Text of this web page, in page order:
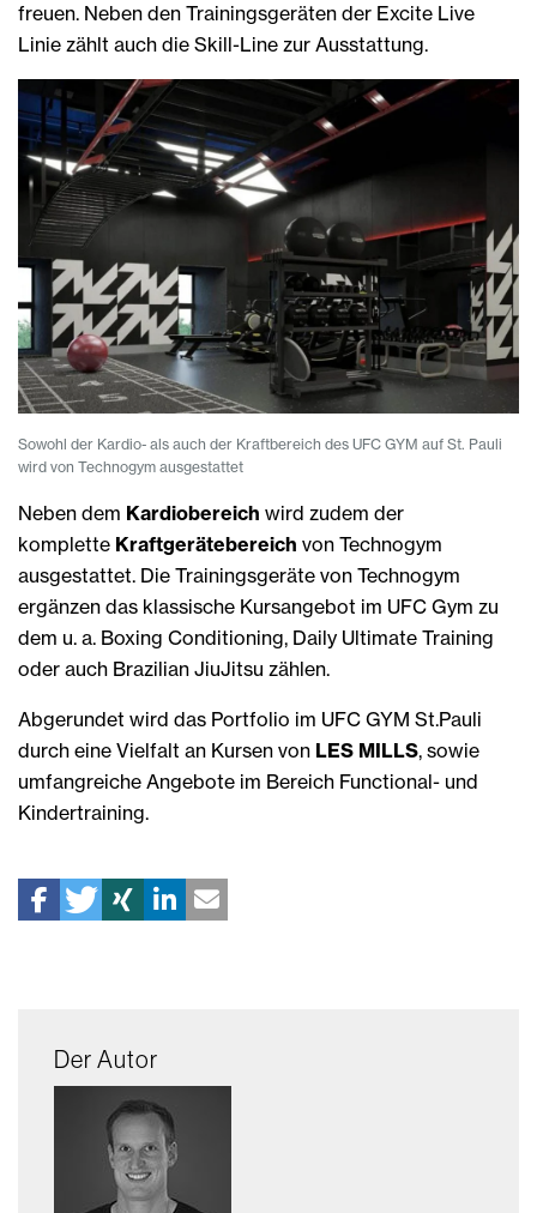
freuen. Neben den Trainingsgeräten der Excite Live
Linie zählt auch die Skill-Line zur Ausstattung.
Sowohl der Kardio- als auch der Kraftbereich des UFC GYM auf St. Pauli
wird von Technogym ausgestattet
Neben dem Kardiobereich wird zudem der
komplette Kraftgerätebereich von Technogym
ausgestattet. Die Trainingsgeräte von Technogym
ergänzen das klassische Kursangebot im UFC Gym zu
dem u. a. Boxing Conditioning, Daily Ultimate Training
oder auch Brazilian JiuJitsu zählen.
Abgerundet wird das Portfolio im UFC GYM St.Pauli
durch eine Vielfalt an Kursen von LES MILLS, sowie
umfangreiche Angebote im Bereich Functional- und
Kindertraining.
Der Autor